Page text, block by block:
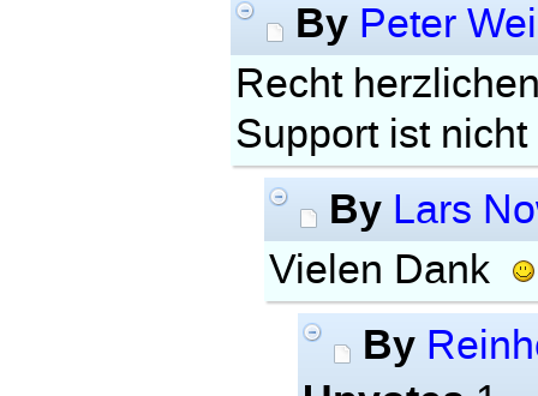
By Peter
Recht
Support ist
By Lars
Vielen Dank
By